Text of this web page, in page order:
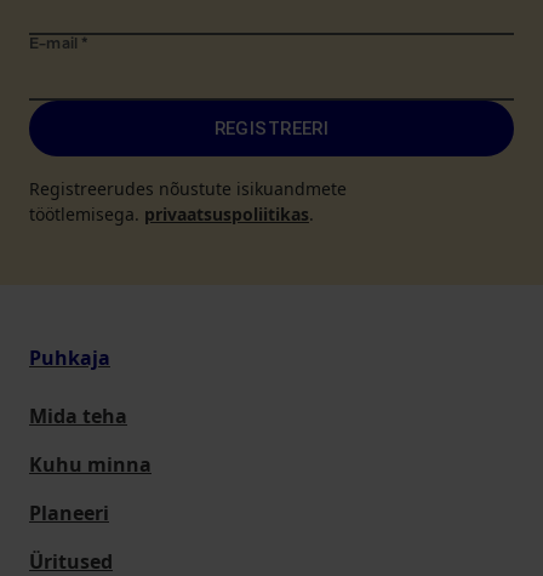
E-mail *
REGISTREERI
Registreerudes nõustute isikuandmete
töötlemisega. privaatsuspoliitikas.
Puhkaja
Mida teha
Kuhu minna
Planeeri
Üritused